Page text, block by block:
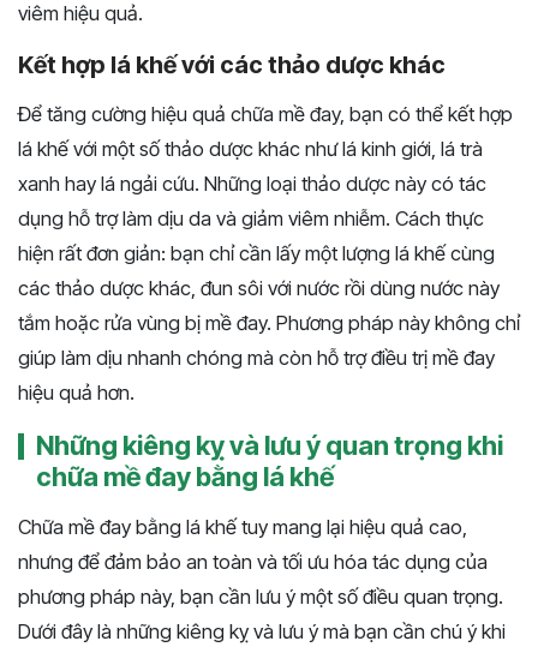
viêm hiệu quả.
Kết hợp lá khế với các thảo dược khác
Để tăng cường hiệu quả chữa mề đay, bạn có thể kết hợp
lá khế với một số thảo dược khác như lá kinh giới, lá trà
xanh hay lá ngải cứu. Những loại thảo dược này có tác
dụng hỗ trợ làm dịu da và giảm viêm nhiễm. Cách thực
hiện rất đơn giản: bạn chỉ cần lấy một lượng lá khế cùng
các thảo dược khác, đun sôi với nước rồi dùng nước này
tắm hoặc rửa vùng bị mề đay. Phương pháp này không chỉ
giúp làm dịu nhanh chóng mà còn hỗ trợ điều trị mề đay
hiệu quả hơn.
Những kiêng kỵ và lưu ý quan trọng khi
chữa mề đay bằng lá khế
Chữa mề đay bằng lá khế tuy mang lại hiệu quả cao,
nhưng để đảm bảo an toàn và tối ưu hóa tác dụng của
phương pháp này, bạn cần lưu ý một số điều quan trọng.
Dưới đây là những kiêng kỵ và lưu ý mà bạn cần chú ý khi